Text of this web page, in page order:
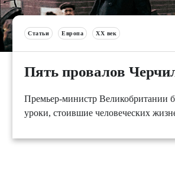
Статьи Европа XX век
Пять провалов
Премьер-министр Великобритании
уроки, стоившие человеческих